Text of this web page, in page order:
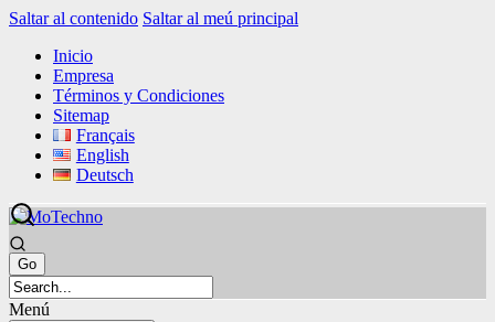
Saltar al contenido Saltar al meú principal
Inicio
Empresa
Términos y Condiciones
Sitemap
Français
English
Deutsch
Menú